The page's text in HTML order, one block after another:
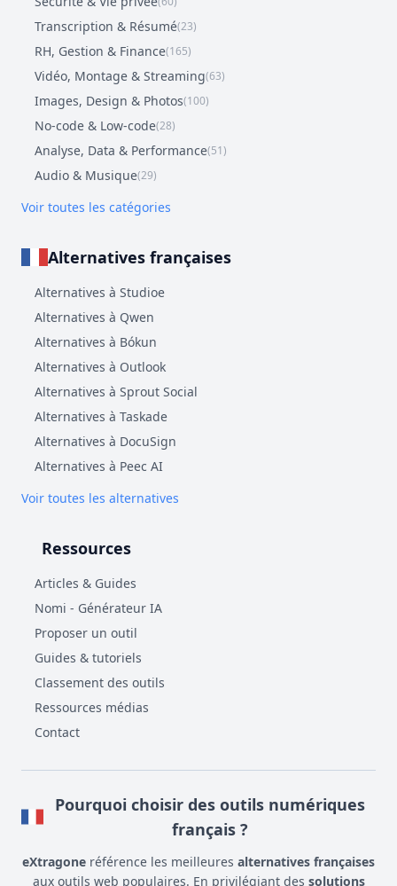
Transcription & Résumé(23)
RH, Gestion & Finance(165)
Vidéo, Montage & Streaming(63)
Images, Design & Photos(100)
No-code & Low-code(28)
Analyse, Data & Performance(51)
Audio & Musique(29)
Voir toutes les catégories
Alternatives françaises
Alternatives à Studioe
Alternatives à Qwen
Alternatives à Bókun
Alternatives à Outlook
Alternatives à Sprout Social
Alternatives à Taskade
Alternatives à DocuSign
Alternatives à Peec AI
Voir toutes les alternatives
Ressources
Articles & Guides
Nomi - Générateur IA
Proposer un outil
Guides & tutoriels
Classement des outils
Ressources médias
Contact
Pourquoi choisir des outils numériques
français ?
eXtragone référence les meilleures alternatives françaises
aux outils web populaires. En privilégiant des solutions